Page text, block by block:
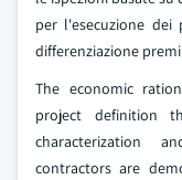
per l'esecuzione
differenziazione
The economic
project definition
characterization
contractors are